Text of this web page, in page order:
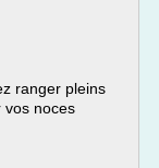
ranger pleins
vos noces